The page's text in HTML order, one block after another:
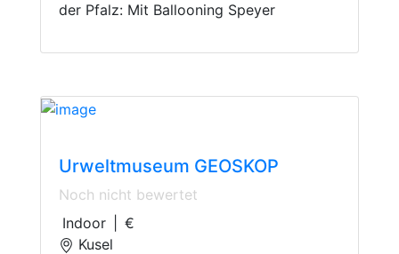
der Pfalz: Mit Ballooning Speyer
Urweltmuseum GEOSKOP
Noch nicht bewertet
Indoor
€
Kusel